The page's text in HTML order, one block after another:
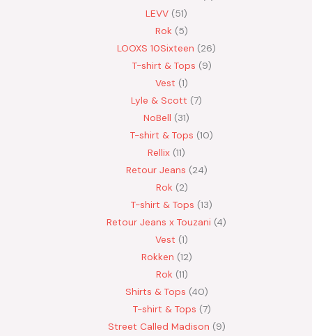
LEVV 51
Rok 5
LOOXS 10Sixteen
26
T-shirt & Tops 9
Vest 1
Lyle & Scott 7
NoBell
31
T-shirt & Tops 10
Rellix 11
Retour Jeans 24
Rok 2
T-shirt & Tops 13
Retour Jeans x Touzani 4
Vest 1
Rokken 12
Rok 11
Shirts & Tops 40
T-shirt & Tops 7
Street Called Madison 9